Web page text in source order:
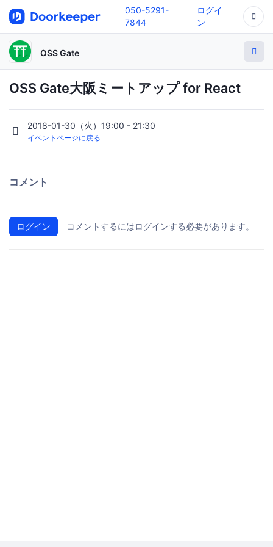
050-5291-
7844
ログイ
ン
OSS Gate
OSS Gate大阪ミートアップ for React
2018-01-30（火）19:00 - 21:30
イベントページに戻る
コメント
ログイン コメントするにはログインする必要があります。